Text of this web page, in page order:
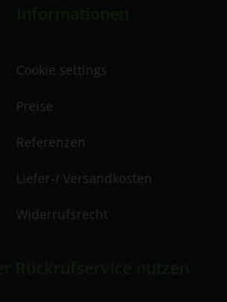
Cookie settings
Preise
Referenzen
Liefer-/ Versandkosten
Widerrufsrecht